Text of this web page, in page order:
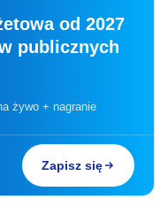
od 2027
publicznych
żywo + nagranie
Zapisz się